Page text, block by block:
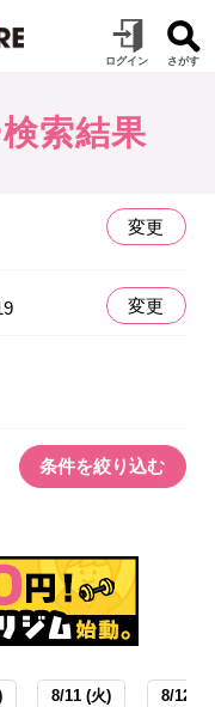
索結果
変更
変更
条件を絞り込む
8/11 (火) 8/12 (